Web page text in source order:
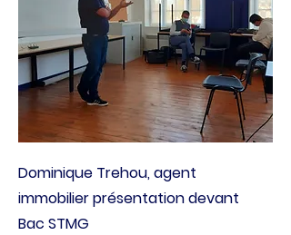
Dominique Trehou, agent
immobilier présentation devant
Bac STMG